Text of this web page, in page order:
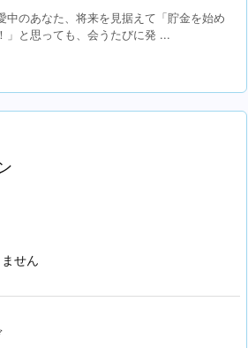
中のあなた、将来を見据えて「貯金を始め
」と思っても、会うたびに発 ...
せん